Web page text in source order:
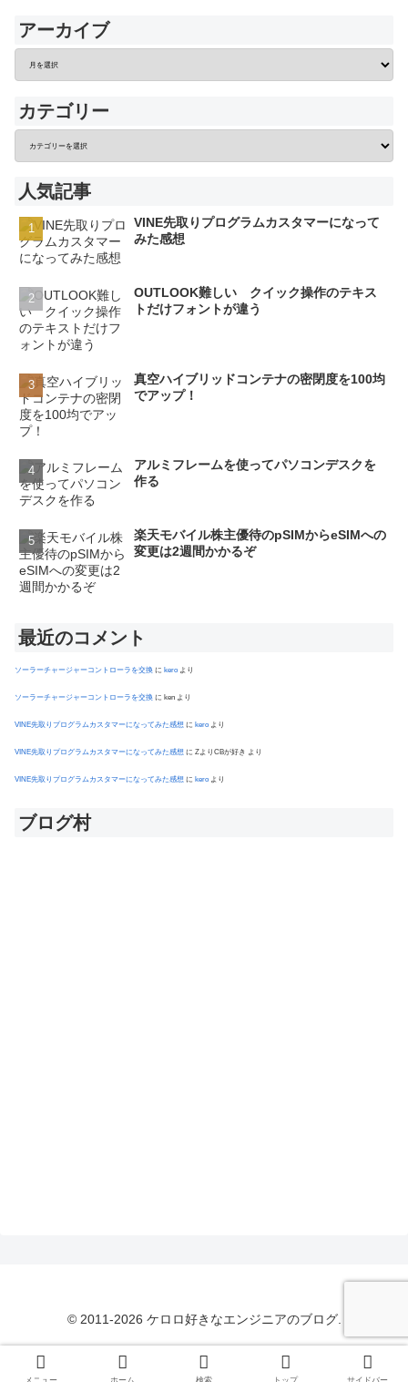
アーカイブ
カテゴリー
人気記事
VINE先取りプログラムカスタマーになって
みた感想
OUTLOOK難しい クイック操作のテキス
トだけフォントが違う
真空ハイブリッドコンテナの密閉度を100均
でアップ！
アルミフレームを使ってパソコンデスクを
作る
楽天モバイル株主優待のpSIMからeSIMへの
変更は2週間かかるぞ
最近のコメント
ソーラーチャージャーコントローラを交換 に kero より
ソーラーチャージャーコントローラを交換 に ken より
VINE先取りプログラムカスタマーになってみた感想 に kero より
VINE先取りプログラムカスタマーになってみた感想 に ZよりCBが好き より
VINE先取りプログラムカスタマーになってみた感想 に kero より
ブログ村
© 2011-2026 ケロロ好きなエンジニアのブログ.
メニュー ホーム 検索 トップ サイドバー